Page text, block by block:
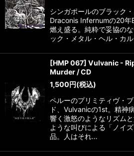
シンガポールのブラック・
Draconis Infernumの20年
燃え盛る。純粋で妥協の
ック・メタル・ヘル・カ
[HMP 067] Vulvanic -
Murder / CD
1,500円(税込)
ペルーのプリミティヴ・
ド、Vulvanicの1st。精神
響く激怒のようなリズム
ような叫びによる「ノイ
品。人はそれ…